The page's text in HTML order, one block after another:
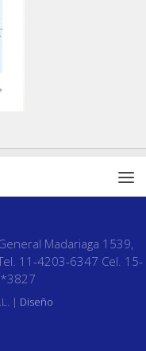
Madariaga 1539,
11-4203-6347 Cel. 15-
| Diseño